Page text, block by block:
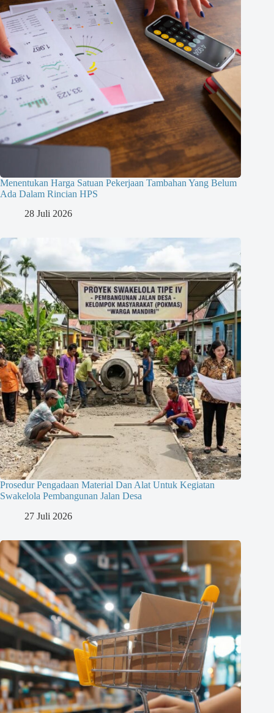
Menentukan Harga Satuan Pekerjaan Tambahan Yang Belum
Ada Dalam Rincian HPS
28 Juli 2026
Prosedur Pengadaan Material Dan Alat Untuk Kegiatan
Swakelola Pembangunan Jalan Desa
27 Juli 2026